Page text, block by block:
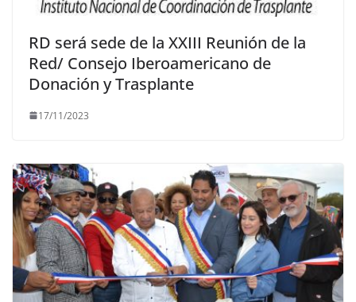
RD será sede de la XXIII Reunión de la
Red/ Consejo Iberoamericano de
Donación y Trasplante
17/11/2023